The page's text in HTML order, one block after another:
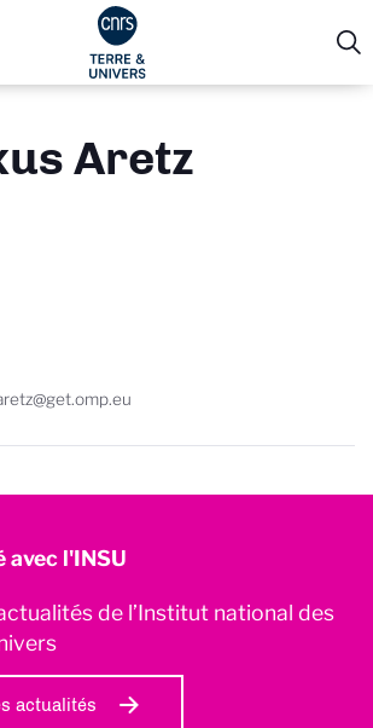
Aretz
avec l'INSU
de l’Institut national des
actualités